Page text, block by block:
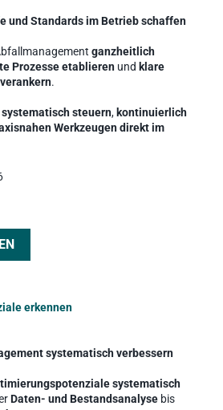
und Standards im Betrieb schaffen
ganzheitlich
Prozesse etablieren und klare
.
systematisch steuern, kontinuierlich
Werkzeugen direkt im
erkennen
systematisch verbessern
systematisch
Daten- und Bestandsanalyse bis